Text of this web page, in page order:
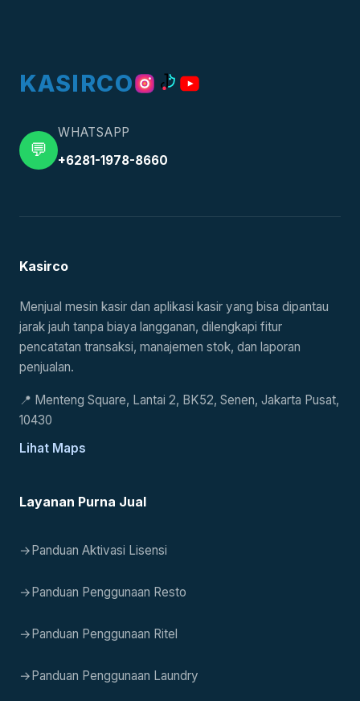
KASIRCO
💬
WHATSAPP
+6281-1978-8660
Kasirco
Menjual mesin kasir dan aplikasi kasir yang bisa dipantau
jarak jauh tanpa biaya langganan, dilengkapi fitur
pencatatan transaksi, manajemen stok, dan laporan
penjualan.
📍 Menteng Square, Lantai 2, BK52, Senen, Jakarta Pusat,
10430
Lihat Maps
Layanan Purna Jual
→Panduan Aktivasi Lisensi
→Panduan Penggunaan Resto
→Panduan Penggunaan Ritel
→Panduan Penggunaan Laundry